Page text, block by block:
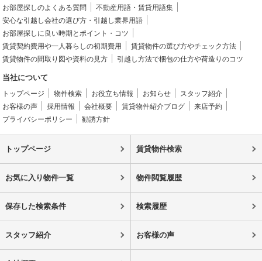
お部屋探しのよくある質問
不動産用語・賃貸用語集
安心な引越し会社の選び方・引越し業界用語
お部屋探しに良い時期とポイント・コツ
賃貸契約費用や一人暮らしの初期費用
賃貸物件の選び方やチェック方法
賃貸物件の間取り図や資料の見方
引越し方法で梱包の仕方や荷造りのコツ
当社について
トップページ 物件検索 お役立ち情報 お知らせ
スタッフ紹介
お客様の声
採用情報 会社概要 賃貸物件紹介ブログ
来店予約
プライバシーポリシー
勧誘方針
トップページ 賃貸物件検索
お気に入り物件一覧 物件閲覧履歴
保存した検索条件 検索履歴
スタッフ紹介 お客様の声